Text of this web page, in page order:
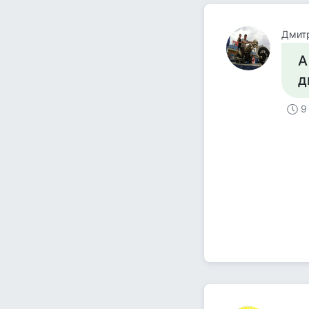
А
9